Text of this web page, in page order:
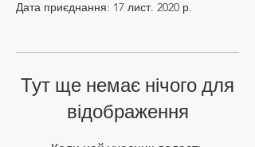
Дата приєднання: 17 лист. 2020 р.
Тут ще немає нічого для
відображення